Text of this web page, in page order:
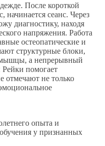
После короткой
сеанс. Через
диагностику, находя
напряжения. Работа
остеопатические и
структурные блоки,
а непрерывный
помогает
отмечают не только
опыта и
у признанных